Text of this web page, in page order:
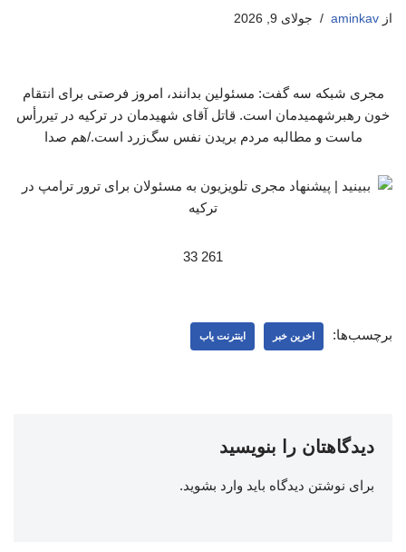
از aminkav جولای 9, 2026
مجری شبکه سه گفت: مسئولین بدانند، امروز فرصتی برای انتقام
خون رهبرشهمیدمان است. قاتل آقای شهیدمان در ترکیه در تیررأس
ماست و مطالبه مردم بریدن نفس سگ‌زرد است./هم صدا
261 33
برچسب‌ها: اخرین خبر اینترنت یاب
دیدگاهتان را بنویسید
برای نوشتن دیدگاه باید وارد بشوید.